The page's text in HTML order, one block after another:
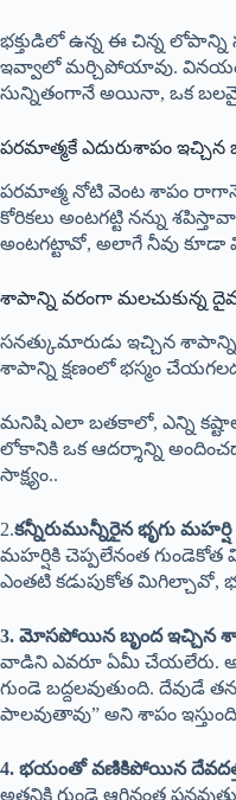
భక్తుడిలో ఉన్న ఈ చిన్న
ఇవ్వాలో మర్చిపోయావు. వినయం
సున్నితంగానే అయినా, ఒక
పరమాత్మకే ఎదురుశాపం ఇచ్చిన
పరమాత్మ నోటి వెంట శాపం రాగానే
కోరికలు అంటగట్టి నన్ను
అంటగట్టావో, అలాగే నీవు కూడా
శాపాన్ని వరంగా మలచుకున్న
సనత్కుమారుడు ఇచ్చిన
శాపాన్ని క్షణంలో భస్మం
మనిషి ఎలా బతకాలో, ఎన్ని
లోకానికి ఒక ఆదర్శాన్ని
సాక్ష్యం..
2.కన్నీరుమున్నీరైన భృగు
మహర్షికి చెప్పలేనంత
ఎంతటి కడుపుకోత మిగిల్చావో,
3. మోసపోయిన బృంద ఇచ్చిన
వాడిని ఎవరూ ఏమీ చేయలేరు.
గుండె బద్దలవుతుంది.
పాలవుతావు” అని శాపం
4. భయంతో వణికిపోయిన
అతనికి గుండె ఆగినంత